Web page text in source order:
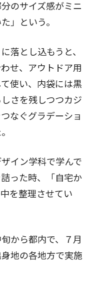
のサイズ感がミニ
」という。
落とし込もうと、
せ、アウトドア用
使い、内袋には黒
さを残しつつカジ
なぐグラデーショ
イン学科で学んで
った時、「自宅か
を整理させてい
から都内で、７月
地の各地方で実施